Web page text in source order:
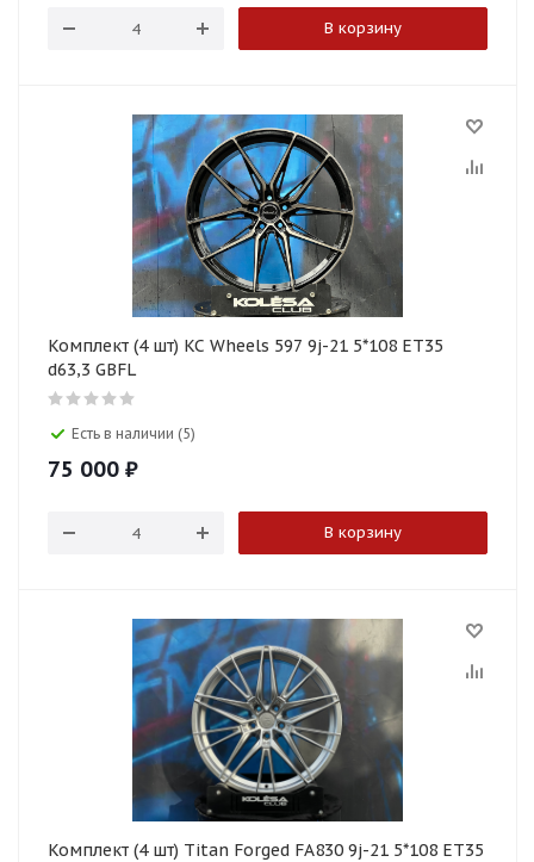
В корзину
Комплект (4 шт) KC Wheels 597 9j-21 5*108 ET35
d63,3 GBFL
Есть в наличии (5)
75 000 ₽
В корзину
Комплект (4 шт) Titan Forged FA830 9j-21 5*108 ET35